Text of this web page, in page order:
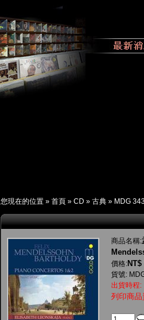
您現在的位置 » 首頁 » CD » 古典 » MDG
商品名稱:
價格:NT$
貨號:
出貨時程:
列印商品